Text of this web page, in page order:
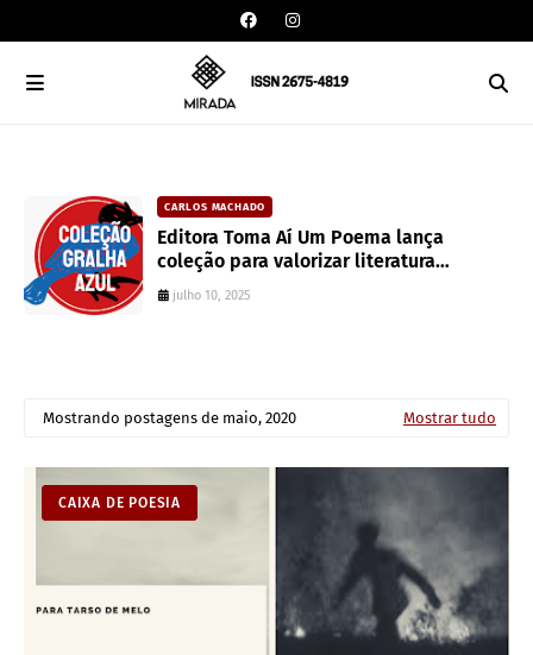
CARLOS MACHADO
Editora Toma Aí Um Poema lança
coleção para valorizar literatura
paranaense
julho 10, 2025
Mostrando postagens de maio, 2020 Mostrar tudo
CAIXA DE POESIA